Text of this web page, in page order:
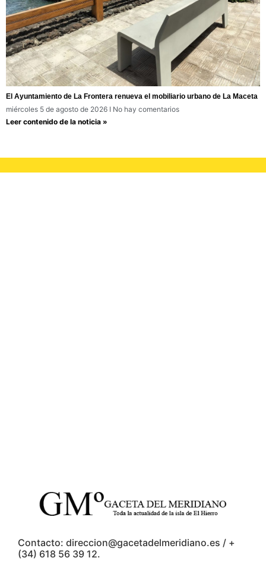
El Ayuntamiento de La Frontera renueva el mobiliario urbano de La Maceta
miércoles 5 de agosto de 2026
No hay comentarios
Leer contenido de la noticia »
Contacto: direccion@gacetadelmeridiano.es / +
(34) 618 56 39 12.